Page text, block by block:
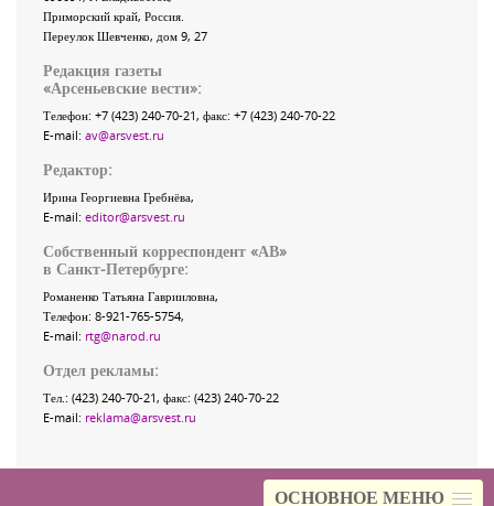
ОСНОВНОЕ МЕНЮ
Приморский край, Россия
Переулок Шевченко, дом 9, 27
Редакция газеты
«Арсеньевские вести»:
Телефон: +7 (423) 240-70-21, факс: +7 (423) 240-70-22
E-mail: av@arsvest.ru
Редактор:
Ирина Георгиевна Гребнёва,
E-mail: editor@arsvest.ru
Собственный корреспондент «АВ»
в Санкт-Петербурге:
Романенко Татьяна Гаврииловна,
Телефон: 8-921-765-5754,
E-mail: rtg@narod.ru
Отдел рекламы:
Тел.: (423) 240-70-21, факс: (423) 240-70-22
E-mail: reklama@arsvest.ru